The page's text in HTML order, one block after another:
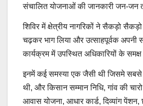
संचालित योजनाओं की जानकारी जन-जन
शिविर में क्षेत्रीय नागरिकों ने सैकड़ो
चढ़कर भाग लिया और उत्साहपूर्वक अपनी
कार्यक्रम में उपस्थित अधिकारियों के
इनमें कई समस्या एक जैसी थी जिसमे सबसे
थी, और किसान सम्मान निधि, गांव की
आवास योजना, आधार कार्ड, दिव्यांग पेंशन,